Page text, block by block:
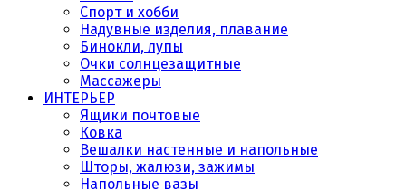
Спорт и хобби
Надувные изделия, плавание
Бинокли, лупы
Очки солнцезащитные
Массажеры
ИНТЕРЬЕР
Ящики почтовые
Ковка
Вешалки настенные и напольные
Шторы, жалюзи, зажимы
Напольные вазы